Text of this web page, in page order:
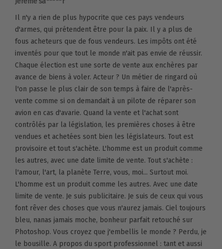
Il n'y a rien de plus hypocrite que ces pays vendeurs
d'armes, qui prétendent être pour la paix. Il y a plus de
fous acheteurs que de fous vendeurs. Les impôts ont été
inventés pour que tout le monde n'ait pas envie de réussir.
Chaque élection est une sorte de vente aux enchères par
avance de biens à voler. Acteur ? Un métier de ringard où
l'on passe le plus clair de son temps à faire de l'après-
vente comme si on demandait à un pilote de réparer son
avion en cas d'avarie. Quand la vente et l'achat sont
contrôlés par la législation, les premières choses à être
vendues et achetées sont bien les législateurs. Tout est
provisoire et tout s'achète. L'homme est un produit comme
les autres, avec une date limite de vente. Tout s'achète :
l'amour, l'art, la planète Terre, vous, moi... Surtout moi.
L'homme est un produit comme les autres. Avec une date
limite de vente. Je suis publicitaire. Je suis de ceux qui vous
font rêver des choses que vous n'aurez jamais. Ciel toujours
bleu, nanas jamais moche, bonheur parfait retouché sur
Photoshop. Vous croyez que j'embellis le monde ? Perdu, je
le bousille. A propos du sport professionnel : tant et aussi